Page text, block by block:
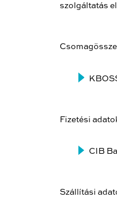
szolgáltatás
Fizetési
CIB
Szállítási